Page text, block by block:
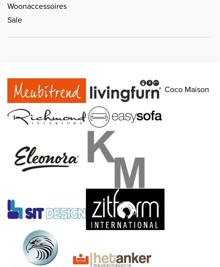
Woonaccessoires
Sale
Coco Maison